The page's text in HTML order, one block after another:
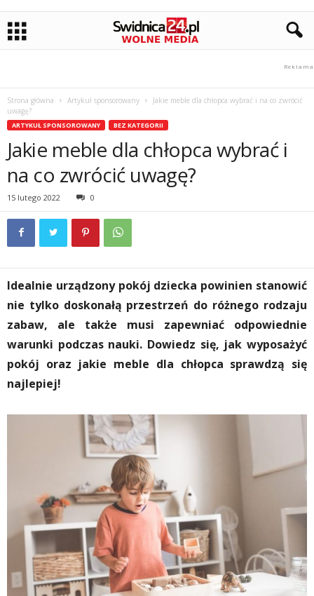
Strona główna Artykuł sponsorowany
Jakie meble dla chłopca wybrać i na co zwrócić
uwagę?
ARTYKUŁ SPONSOROWANY BEZ KATEGORII
Jakie meble dla chłopca wybrać i
na co zwrócić uwagę?
15 lutego 2022 0
Idealnie urządzony pokój dziecka powinien stanowić
nie tylko doskonałą przestrzeń do różnego rodzaju
zabaw, ale także musi zapewniać odpowiednie
warunki podczas nauki. Dowiedz się, jak wyposażyć
pokój oraz jakie meble dla chłopca sprawdzą się
najlepiej!